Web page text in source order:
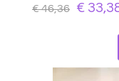
€ 46,36 €